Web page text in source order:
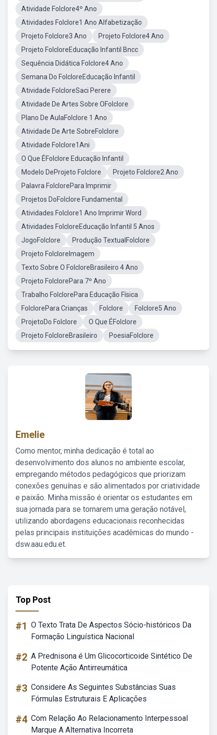
Atividade Folclore4º Ano
Atividades Folclore1 Ano Alfabetização
Projeto Folclore3 Ano
Projeto Folclore4 Ano
Projeto FolcloreEducação Infantil Bncc
Sequência Didática Folclore4 Ano
Semana Do FolcloreEducação Infantil
Atividade FolcloreSaci Perere
Atividade De Artes Sobre OFolclore
Plano De AulaFolclore 1 Ano
Atividade De Arte SobreFolclore
Atividade Folclore1Ani
O Que ÉFolclore Educação Infantil
Modelo DeProjeto Folclore
Projeto Folclore2 Ano
Palavra FolclorePara Imprimir
Projetos DoFolclore Fundamental
Atividades Folclore1 Ano Imprimir Word
Atividades FolcloreEducação Infantil 5 Anos
JogoFolclore
Produção TextualFolclore
Projeto FolcloreImagem
Texto Sobre O FolcloreBrasileiro 4 Ano
Projeto FolclorePara 7º Ano
Trabalho FolclorePara Educação Física
FolclorePara Crianças
Folclore
Folclore5 Ano
ProjetoDo Folclore
O Que ÉFolclore
Projeto FolcloreBrasileiro
PoesiaFolclore
Emelie
Como mentor, minha dedicação é total ao
desenvolvimento dos alunos no ambiente escolar,
empregando métodos pedagógicos que priorizam
conexões genuínas e são alimentados por criatividade
e paixão. Minha missão é orientar os estudantes em
sua jornada para se tornarem uma geração notável,
utilizando abordagens educacionais reconhecidas
pelas principais instituições acadêmicas do mundo -
dsw.aau.edu.et.
Top Post
#1 O Texto Trata De Aspectos Sócio-históricos Da
Formação Linguística Nacional
#2 A Prednisona é Um Glicocorticoide Sintético De
Potente Ação Antirreumática
#3 Considere As Seguintes Substâncias Suas
Fórmulas Estruturais E Aplicações
#4 Com Relação Ao Relacionamento Interpessoal
Marque A Alternativa Incorreta